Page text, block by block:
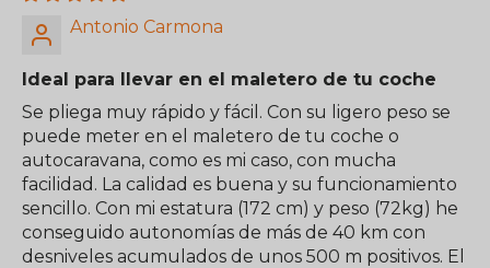
Antonio Carmona
Ideal para llevar en el maletero de tu coche
Se pliega muy rápido y fácil. Con su ligero peso se
puede meter en el maletero de tu coche o
autocaravana, como es mi caso, con mucha
facilidad. La calidad es buena y su funcionamiento
sencillo. Con mi estatura (172 cm) y peso (72kg) he
conseguido autonomías de más de 40 km con
desniveles acumulados de unos 500 m positivos. El